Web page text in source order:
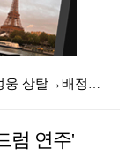
'오케이 마담2' 500만 공약, 박성웅 상탈→배정남은…
럼 연주'